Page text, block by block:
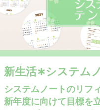
新生活∗システム
システムノートのリフ
新年度に向けて目標を